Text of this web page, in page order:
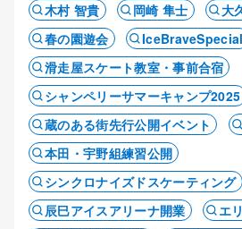
木村 智貴
岡崎 隼士
大
春の園遊会
IceBraveSpecial
滑走屋スケート教室・事前合宿
シャンペリーサマーキャンプ2025
蔵のある街先行公開イベント
本田・宇野組練習公開
シンクロナイズドスケーティング
辰巳アイスアリーナ開業
エ